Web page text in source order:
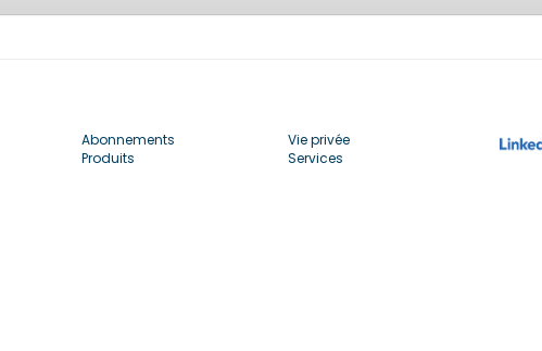
Abonnements
Produits
Vie privée
Services